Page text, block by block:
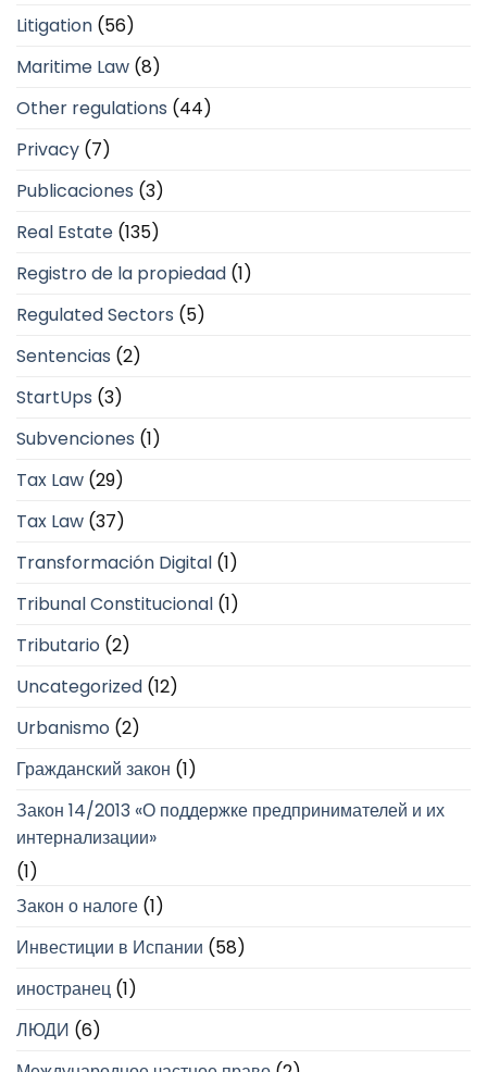
Litigation (56)
Maritime Law (8)
Other regulations (44)
Privacy (7)
Publicaciones (3)
Real Estate (135)
Registro de la propiedad (1)
Regulated Sectors (5)
Sentencias (2)
StartUps (3)
Subvenciones (1)
Tax Law (29)
Tax Law (37)
Transformación Digital (1)
Tribunal Constitucional (1)
Tributario (2)
Uncategorized (12)
Urbanismo (2)
Гражданский закон (1)
Закон 14/2013 «О поддержке предпринимателей и их
интернализации»
(1)
Закон о налоге (1)
Инвестиции в Испании (58)
иностранец (1)
ЛЮДИ (6)